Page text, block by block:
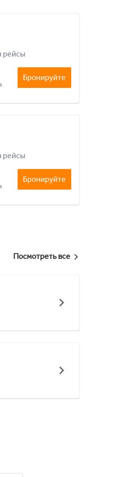
рейсы
Бронируйте
рейсы
Бронируйте
Посмотреть все